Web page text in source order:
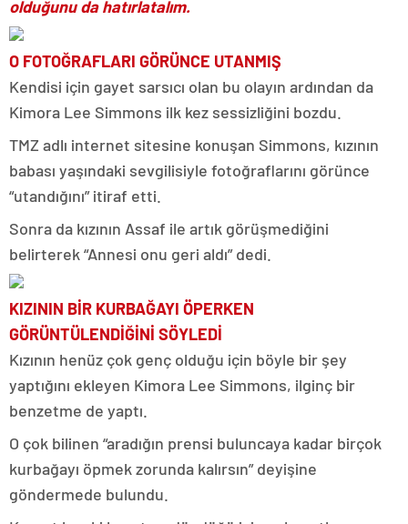
olduğunu da hatırlatalım.
O FOTOĞRAFLARI GÖRÜNCE UTANMIŞ
Kendisi için gayet sarsıcı olan bu olayın ardından da
Kimora Lee Simmons ilk kez sessizliğini bozdu.
TMZ adlı internet sitesine konuşan Simmons, kızının
babası yaşındaki sevgilisiyle fotoğraflarını görünce
“utandığını” itiraf etti.
Sonra da kızının Assaf ile artık görüşmediğini
belirterek “Annesi onu geri aldı” dedi.
KIZININ BİR KURBAĞAYI ÖPERKEN
GÖRÜNTÜLENDİĞİNİ SÖYLEDİ
Kızının henüz çok genç olduğu için böyle bir şey
yaptığını ekleyen Kimora Lee Simmons, ilginç bir
benzetme de yaptı.
O çok bilinen “aradığın prensi buluncaya kadar birçok
kurbağayı öpmek zorunda kalırsın” deyişine
göndermede bulundu.